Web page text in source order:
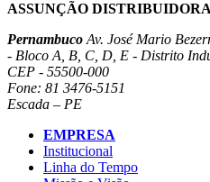
ASSUNÇÃO
Pernambuco Av. José Mario
- Bloco A, B, C, D, E - Distrito
CEP - 55500-000
Fone: 81 3476-5151
Escada – PE
EMPRESA
Institucional
Linha do Tempo